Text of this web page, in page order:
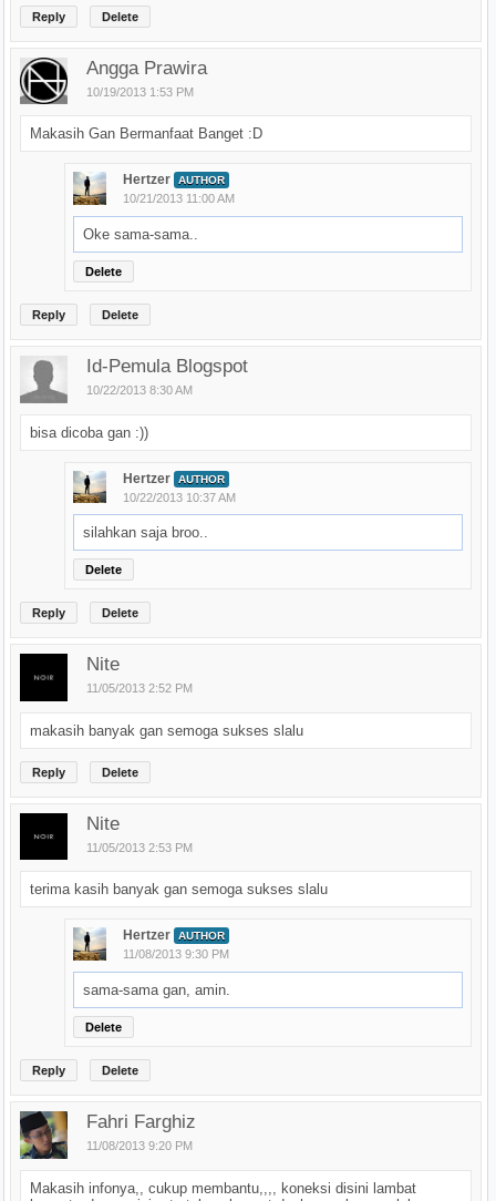
Reply Delete
Angga Prawira
10/19/2013 1:53 PM
Makasih Gan Bermanfaat Banget :D
Hertzer AUTHOR
10/21/2013 11:00 AM
Oke sama-sama..
Delete
Reply Delete
Id-Pemula Blogspot
10/22/2013 8:30 AM
bisa dicoba gan :))
Hertzer AUTHOR
10/22/2013 10:37 AM
silahkan saja broo..
Delete
Reply Delete
Nite
11/05/2013 2:52 PM
makasih banyak gan semoga sukses slalu
Reply Delete
Nite
11/05/2013 2:53 PM
terima kasih banyak gan semoga sukses slalu
Hertzer AUTHOR
11/08/2013 9:30 PM
sama-sama gan, amin.
Delete
Reply Delete
Fahri Farghiz
11/08/2013 9:20 PM
Makasih infonya,, cukup membantu,,,, koneksi disini lambat